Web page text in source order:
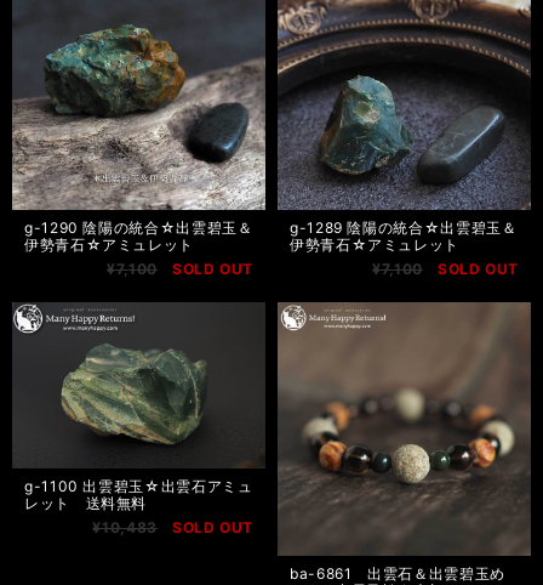
g-1290 陰陽の統合☆出雲碧玉＆
伊勢青石☆アミュレット
¥7,100
SOLD OUT
g-1289 陰陽の統合☆出雲碧玉＆
伊勢青石☆アミュレット
¥7,100
SOLD OUT
g-1100 出雲碧玉☆出雲石アミュ
レット 送料無料
¥10,483
SOLD OUT
ba-6861 出雲石＆出雲碧玉め